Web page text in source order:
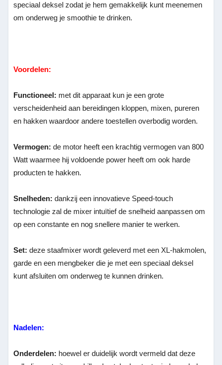
speciaal deksel zodat je hem gemakkelijk kunt meenemen
om onderweg je smoothie te drinken.
Voordelen:
Functioneel: met dit apparaat kun je een grote
verscheidenheid aan bereidingen kloppen, mixen, pureren
en hakken waardoor andere toestellen overbodig worden.
Vermogen: de motor heeft een krachtig vermogen van 800
Watt waarmee hij voldoende power heeft om ook harde
producten te hakken.
Snelheden: dankzij een innovatieve Speed-touch
technologie zal de mixer intuïtief de snelheid aanpassen om
op een constante en nog snellere manier te werken.
Set: deze staafmixer wordt geleverd met een XL-hakmolen,
garde en een mengbeker die je met een speciaal deksel
kunt afsluiten om onderweg te kunnen drinken.
Nadelen:
Onderdelen: hoewel er duidelijk wordt vermeld dat deze